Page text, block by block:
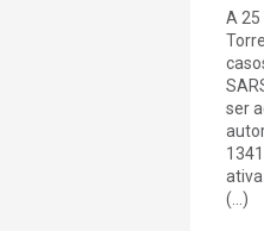
A 25
ser
(...)